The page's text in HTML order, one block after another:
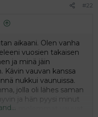
#22
aikaani. Olen vanha
vuosien takaisen
ja minä jäin
Kävin vauvan kanssa
nukkui vaunuissa.
jolla oli lähes saman
ja hän pyysi minut
Kun molemmat vauvat